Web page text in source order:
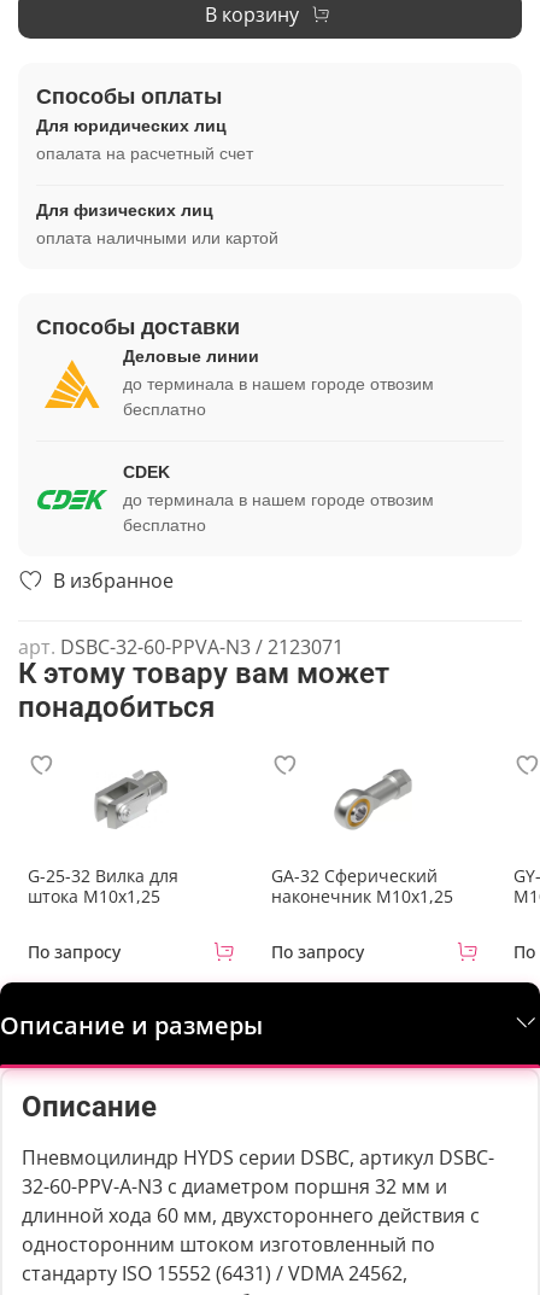
В избранное
арт. DSBC-32-60-PPVA-N3 / 2123071
В корзину
Способы оплаты
Для юридических лиц
опалата на расчетный счет
Для физических лиц
оплата наличными или картой
Способы доставки
Деловые линии
до терминала в нашем городе отвозим
бесплатно
CDEK
до терминала в нашем городе отвозим
бесплатно
К этому товару вам может
понадобиться
G-25-32 Вилка для
штока M10x1,25
По запросу
GA-32 Сферический
наконечник M10x1,25
По запросу По
Описание и размеры
Описание
Пневмоцилиндр HYDS серии DSBC, артикул DSBC-
32-60-PPV-A-N3 с диаметром поршня 32 мм и
длинной хода 60 мм, двухстороннего действия с
односторонним штоком изготовленный по
стандарту ISO 15552 (6431) / VDMA 24562,